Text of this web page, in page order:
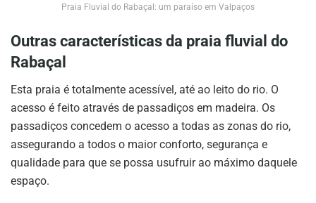
Praia Fluvial do Rabaçal: um paraíso em Valpaços
Outras características da praia fluvial do
Rabaçal
Esta praia é totalmente acessível, até ao leito do rio. O
acesso é feito através de passadiços em madeira. Os
passadiços concedem o acesso a todas as zonas do rio,
assegurando a todos o maior conforto, segurança e
qualidade para que se possa usufruir ao máximo daquele
espaço.